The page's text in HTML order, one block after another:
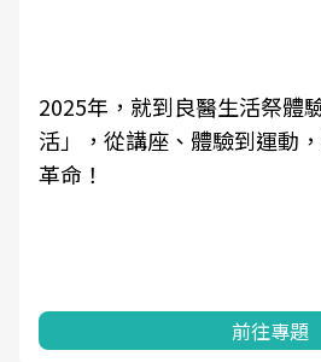
2025年，就到良醫生活祭體
活」，從講座、體驗到運動
革命！
前往專題